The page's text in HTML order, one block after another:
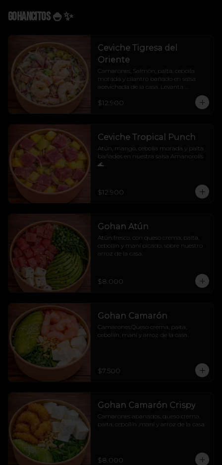
Gohancitos 🍚✨
Ceviche Tigresa del
Oriente
Camarones, Salmón, palta, cebolla
morada y cilantro bañado en salsa
acevichada de la casa. Levanta
$12.900
Ceviche Tropical Punch
Atún, mango, cebolla morada y palta
bañados en nuestra salsa Amanorolls
🌊
va directo a una isla 🧜‍♀️🌴
$12.900
Gohan Atún
Atún fresco, con queso crema, palta,
cebollín y maní picado, sobre nuestro
arroz de la casa.
$8.000
Gohan Camarón
Camarones,Queso crema, palta,
cebollín, maní y arroz de la casa.
$7.500
Gohan Camarón Crispy
Camarones apanados, queso crema,
palta, cebollín ,maní y arroz de la casa
$8.000